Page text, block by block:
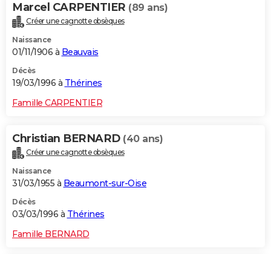
Marcel CARPENTIER (89 ans)
Créer une cagnotte obsèques
Naissance
01/11/1906 à Beauvais
Décès
19/03/1996 à Thérines
Famille CARPENTIER
Christian BERNARD (40 ans)
Créer une cagnotte obsèques
Naissance
31/03/1955 à Beaumont-sur-Oise
Décès
03/03/1996 à Thérines
Famille BERNARD